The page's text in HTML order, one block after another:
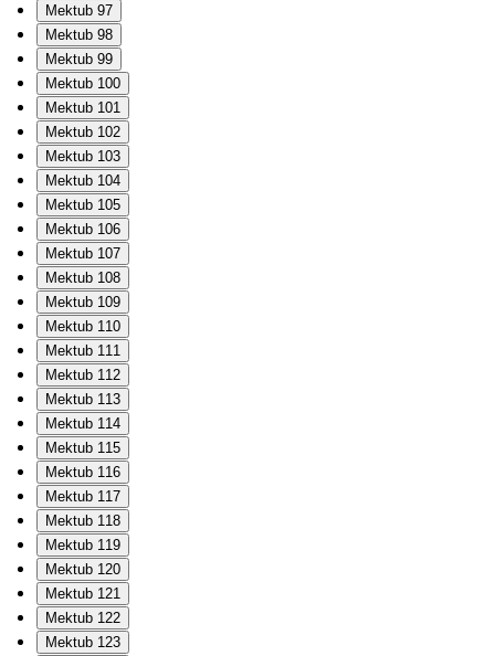
Mektub 97
Mektub 98
Mektub 99
Mektub 100
Mektub 101
Mektub 102
Mektub 103
Mektub 104
Mektub 105
Mektub 106
Mektub 107
Mektub 108
Mektub 109
Mektub 110
Mektub 111
Mektub 112
Mektub 113
Mektub 114
Mektub 115
Mektub 116
Mektub 117
Mektub 118
Mektub 119
Mektub 120
Mektub 121
Mektub 122
Mektub 123